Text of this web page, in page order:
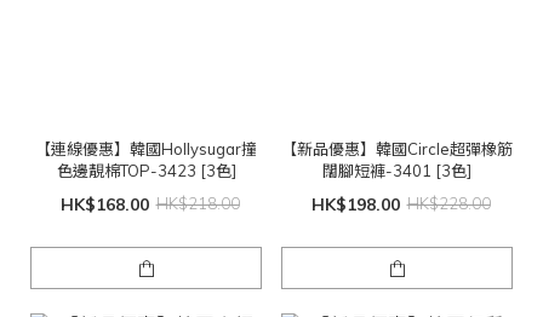
【連線優惠】韓國Hollysugar撞
色邊靚棉TOP-3423 [3色]
HK$168.00 HK$218.00
【新品優惠】韓國Circle超彈橡筋
闊腳短褲-3401 [3色]
HK$198.00 HK$228.00